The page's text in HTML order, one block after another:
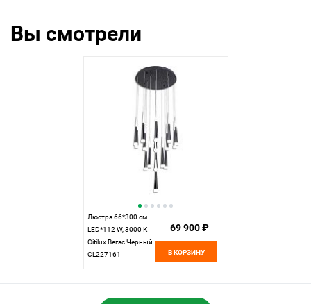
Вы смотрели
Люстра 66*300 см
LED*112 W, 3000 К
Citilux Вегас Черный
CL227161
69 900 ₽
В КОРЗИНУ